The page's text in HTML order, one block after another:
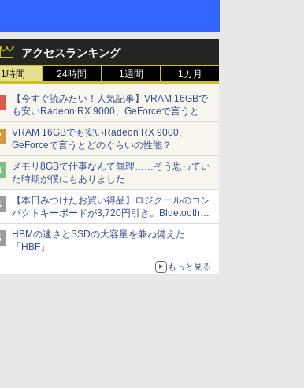
アクセスランキング
1時間 24時間 1週間 1カ月
【今すぐ読みたい！人気記事】VRAM 16GBで
も安いRadeon RX 9000、GeForceで言うとど
のぐらいの性能？ - PC Watch
VRAM 16GBでも安いRadeon RX 9000、
GeForceで言うとどのぐらいの性能？
メモリ8GBで仕事なんて無理……そう思ってい
た時期が僕にもありました
【本日みつけたお買い得品】ロジクールのコン
パクトキーボードが3,720円引き。Bluetoothで3
台接続対応
HBMの速さとSSDの大容量を兼ね備えた
「HBF」
もっと見る